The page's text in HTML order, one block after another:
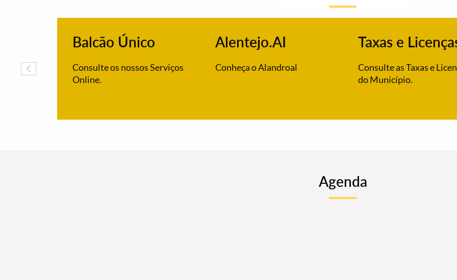
Balcão Único
Consulte os nossos Serviços
Online.
Alentejo.AI
Conheça o Alandroal
Taxas e
Consulte as Taxas e
do Município.
Agenda